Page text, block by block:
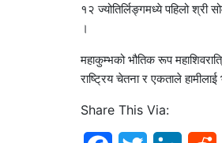
१२ ज्योतिर्लिङ्गमध्ये पहिलो श्री
।
महाकुम्भको भौतिक रूप
राष्ट्रिय चेतना र एकताले
Share This Via: